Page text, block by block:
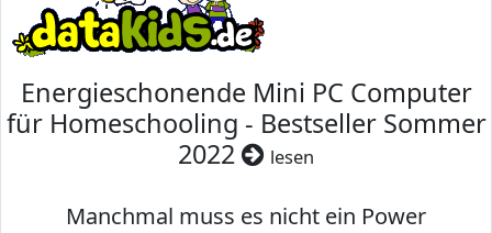
Energieschonende Mini PC Computer
für Homeschooling - Bestseller Sommer
2022
lesen
Manchmal muss es nicht ein Power